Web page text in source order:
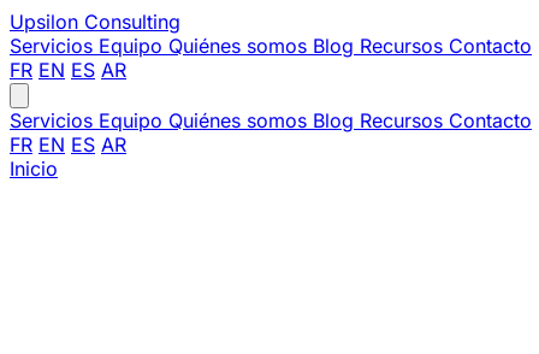
Upsilon Consulting
Servicios Equipo Quiénes somos Blog Recursos Contacto
FR EN ES AR
Servicios Equipo Quiénes somos Blog Recursos Contacto
FR EN ES AR
Inicio